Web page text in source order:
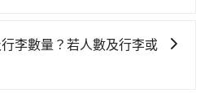
在還不馬上來預約tripool！如
也可參考tripool的拼車共乘服
選擇，而且無人租車最令人詬
才發現仍有上一組乘客遺留的
Yilan Jiaoxi的跳表小
們人數超過四位時，叫兩輛計
Yilan Jiaoxi的途中可備
前後額外里程數5公里內加收
李數量？若人數及行李或